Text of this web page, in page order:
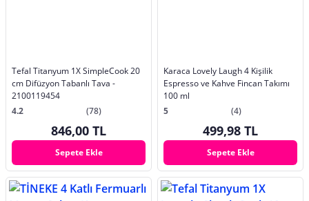
Tefal Titanyum 1X SimpleCook 20
cm Difüzyon Tabanlı Tava -
2100119454
4.2
(78)
846,00 TL
Sepete Ekle
Karaca Lovely Laugh 4 Kişilik
Espresso ve Kahve Fincan Takımı
100 ml
5
(4)
499,98 TL
Sepete Ekle